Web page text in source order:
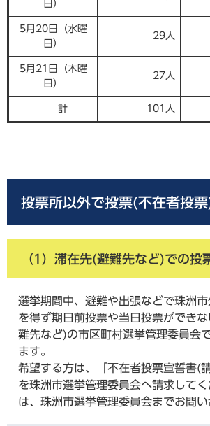
日）
5月20日（水曜
日）
29人
5月21日（木曜
日）
27人
計 101人
投票所以外で投票(不在者投票
（1）滞在先(避難先など)での投
選挙期間中、避難や出張などで珠洲
を得ず期日前投票や当日投票ができ
難先など)の市区町村選挙管理委員会
ます。
希望する方は、「不在者投票宣誓書(
を珠洲市選挙管理委員会へ請求してく
は、珠洲市選挙管理委員会までお問い